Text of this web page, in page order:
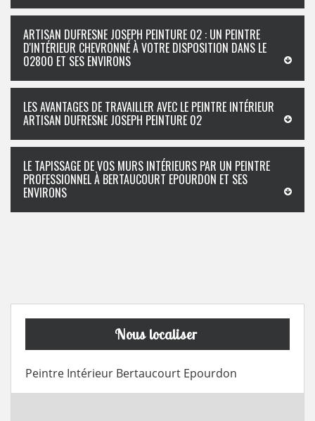
ARTISAN DUFRESNE JOSEPH PEINTURE 02 : UN PEINTRE
D'INTÉRIEUR CHEVRONNÉ À VOTRE DISPOSITION DANS LE
02800 ET SES ENVIRONS
LES AVANTAGES DE TRAVAILLER AVEC LE PEINTRE INTÉRIEUR
ARTISAN DUFRESNE JOSEPH PEINTURE 02
LE TAPISSAGE DE VOS MURS INTÉRIEURS PAR UN PEINTRE
PROFESSIONNEL À BERTAUCOURT EPOURDON ET SES
ENVIRONS
Nous localiser
Peintre Intérieur Bertaucourt Epourdon